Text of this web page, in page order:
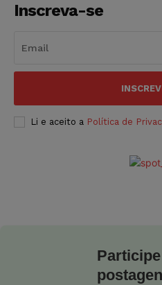
Inscreva-se
Li e aceito a Política de